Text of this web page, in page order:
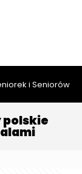
i Seniorów
polskie